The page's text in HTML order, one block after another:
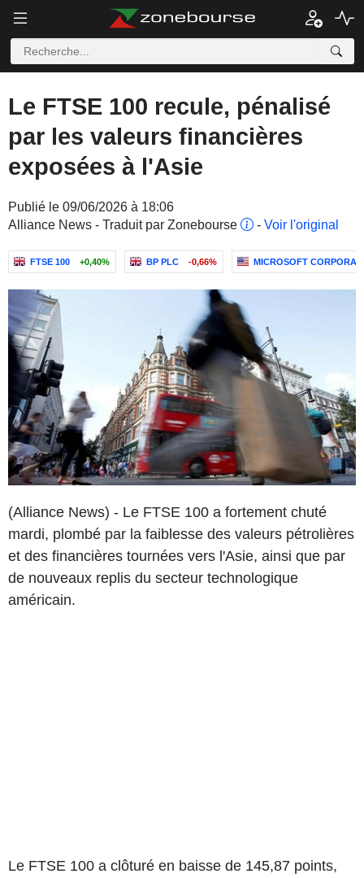
Le FTSE 100 recule, pénalisé
par les valeurs financières
exposées à l'Asie
Publié le 09/06/2026 à 18:06
Alliance News - Traduit par Zonebourse
- Voir l'original
FTSE 100 +0,40% BP PLC -0,66% MICROSOFT
(Alliance News) - Le FTSE 100 a fortement chuté
mardi, plombé par la faiblesse des valeurs pétrolières
et des financières tournées vers l'Asie, ainsi que par
de nouveaux replis du secteur technologique
américain.
Le FTSE 100 a clôturé en baisse de 145,87 points,